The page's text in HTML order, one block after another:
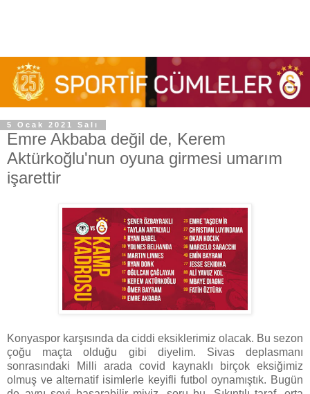
5 Ocak 2021 Salı
Emre Akbaba değil de, Kerem
Aktürkoğlu'nun oyuna girmesi umarım
işarettir
Konyaspor karşısında da ciddi eksiklerimiz olacak. Bu sezon
çoğu maçta olduğu gibi diyelim. Sivas deplasmanı
sonrasındaki Milli arada covid kaynaklı birçok eksiğimiz
olmuş ve alternatif isimlerle keyifli futbol oynamıştık. Bugün